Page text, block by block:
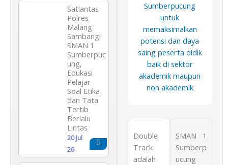
Satlantas
Polres
Malang
Sambangi
SMAN 1
Sumberpuc
ung,
Edukasi
Pelajar
Soal Etika
dan Tata
Tertib
Berlalu
Lintas
20 Jul
26
Sumberpucung
untuk
memaksimalkan
potensi dan daya
saing peserta didik
baik di sektor
akademik maupun
non akademik
Double
Track
adalah
SMAN 1
Sumberp
ucung